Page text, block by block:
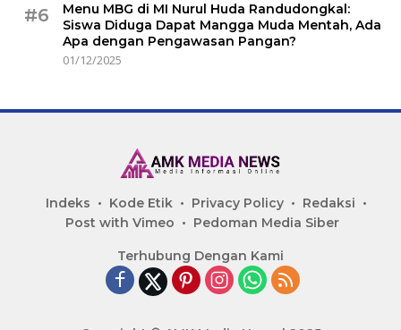
#6
Menu MBG di MI Nurul Huda Randudongkal:
Siswa Diduga Dapat Mangga Muda Mentah, Ada
Apa dengan Pengawasan Pangan?
01/12/2025
Indeks Kode Etik Privacy Policy
Redaksi
Post with Vimeo
Pedoman Media Siber
Terhubung Dengan Kami